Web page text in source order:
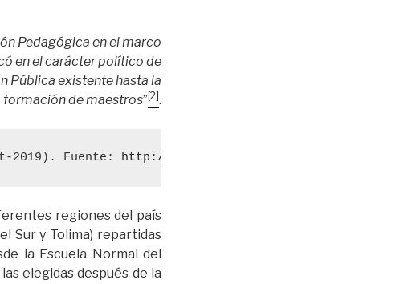
Pedagógica en el marco
en el carácter político de
Pública existente hasta la
formación de maestros” [2].
2019). Fuente: http://
regiones del país
Sur y Tolima) repartidas
la Escuela Normal del
elegidas después de la